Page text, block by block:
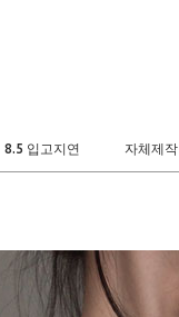
8.5 입고지연 자체제작